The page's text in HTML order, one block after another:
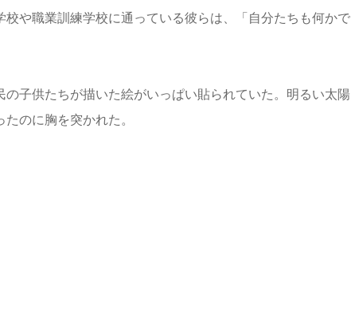
や職業訓練学校に通っている彼らは、「自分たちも何かで
子供たちが描いた絵がいっぱい貼られていた。明るい太陽
のに胸を突かれた。